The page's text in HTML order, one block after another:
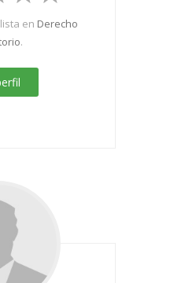
en Derecho
.